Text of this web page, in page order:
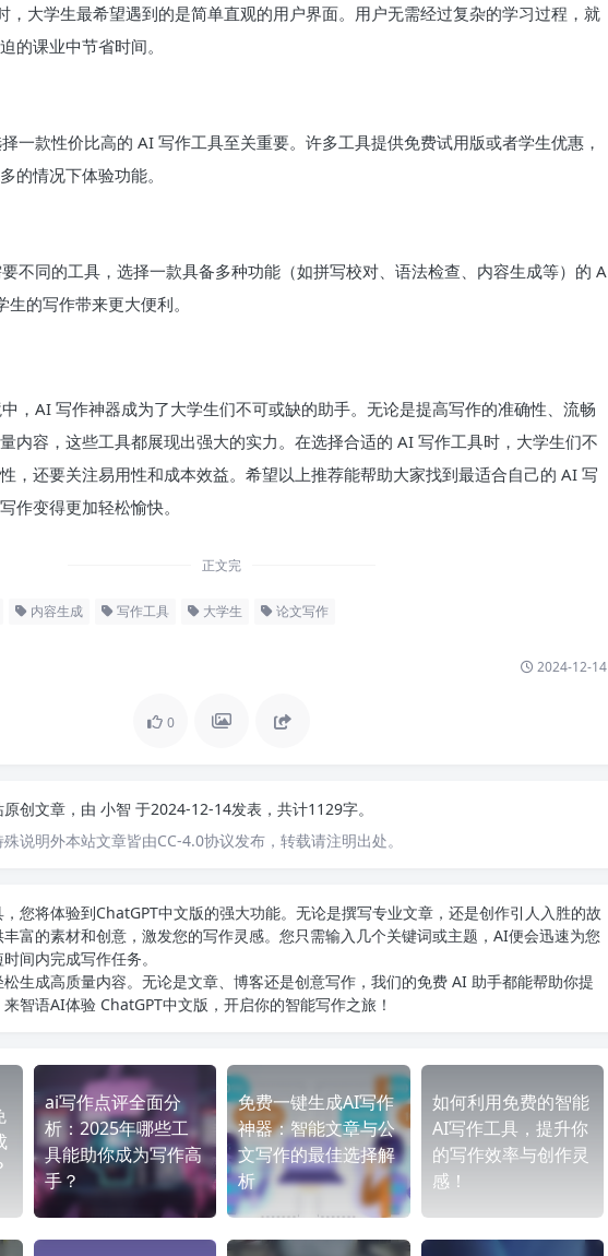
，大学生最希望遇到的是简单直观的用户界面。用户无需经过复杂的学习过程，就
的课业中节省时间。
一款性价比高的 AI 写作工具至关重要。许多工具提供免费试用版或者学生优惠，
的情况下体验功能。
不同的工具，选择一款具备多种功能（如拼写校对、语法检查、内容生成等）的 A
的写作带来更大便利。
，AI 写作神器成为了大学生们不可或缺的助手。无论是提高写作的准确性、流畅
内容，这些工具都展现出强大的实力。在选择合适的 AI 写作工具时，大学生们不
，还要关注易用性和成本效益。希望以上推荐能帮助大家找到最适合自己的 AI 写
作变得更加轻松愉快。
正文完
内容生成 写作工具 大学生 论文写作
2024-12-14
0
原创文章，由 小智 于2024-12-14发表，共计1129字。
说明外本站文章皆由CC-4.0协议发布，转载请注明出处。
，您将体验到ChatGPT中文版的强大功能。无论是撰写专业文章，还是创作引人入胜的故
富的素材和创意，激发您的写作灵感。您只需输入几个关键词或主题，AI便会迅速为您
间内完成写作任务。
生成高质量内容。无论是文章、博客还是创意写作，我们的免费 AI 助手都能帮助你提
智语AI体验 ChatGPT中文版 ，开启你的智能写作之旅！
ai写作点评全面分
析：2025年哪些工
具能助你成为写作高
手？
免费一键生成AI写作
神器：智能文章与公
文写作的最佳选择解
析
如何利用免费的智能
AI写作工具，提升你
的写作效率与创作灵
感！